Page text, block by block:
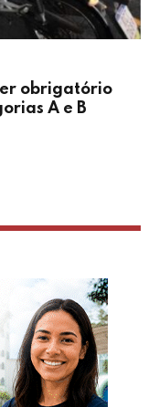
obrigatório
A e B